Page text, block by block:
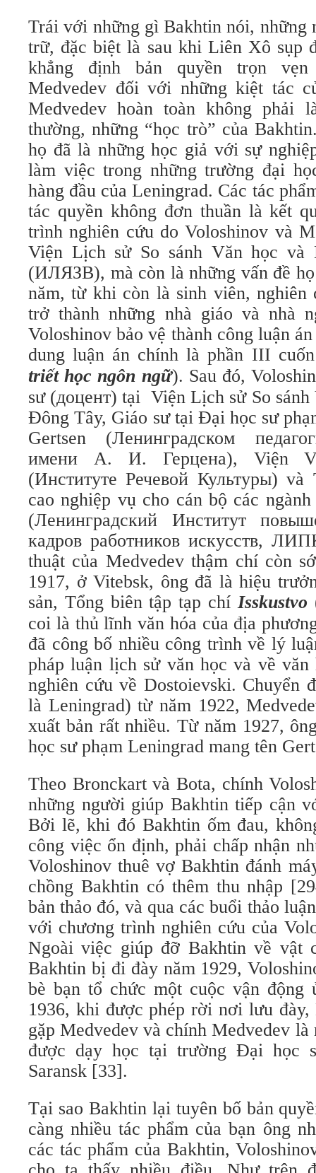
Trái với những gì Bakhtin nói, những
trữ, đặc biệt là sau khi Liên Xô sụp
khẳng định bản quyền trọn
Medvedev đối với những kiệt tác
Medvedev hoàn toàn không phải
thường, những “học trò” của
họ đã là những học giả với sự
làm việc trong những trường đại
hàng đầu của Leningrad. Các tác
tác quyền không đơn thuần là kết
trình nghiên cứu do Voloshinov và
Viện Lịch sử So sánh Văn học và
(ИЛЯЗВ), mà còn là những vấn đề
năm, từ khi còn là sinh viên, nghiên
trở thành những nhà giáo và nhà
Voloshinov bảo vệ thành công luận
dung luận án chính là phần III
triết học ngôn ngữ). Sau đó,
sư (доцент) tại Viện Lịch sử So
Đông Tây, Giáo sư tại Đại học sư
Gertsen (Ленинградском
имени А. И. Герцена), Viện
(Институте Речевой Культуры)
cao nghiệp vụ cho cán bộ các
(Ленинградский Институт
кадров работников искусств,
thuật của Medvedev thậm chí còn
1917, ở Vitebsk, ông đã là hiệu
sản, Tổng biên tập tạp chíIsskustvo
coi là thủ lĩnh văn hóa của địa
đã công bố nhiều công trình về lý
pháp luận lịch sử văn học và về
nghiên cứu về Dostoievski. Chuyển
là Leningrad) từ năm 1922,
xuất bản rất nhiều. Từ năm 1927,
học sư phạm Leningrad mang tên
Theo Bronckart và Bota, chính
những người giúp Bakhtin tiếp cận
Bởi lẽ, khi đó Bakhtin ốm đau,
công việc ổn định, phải chấp nhận
Voloshinov thuê vợ Bakhtin đánh
chồng Bakhtin có thêm thu nhập
bản thảo đó, và qua các buổi thảo
với chương trình nghiên cứu của
Ngoài việc giúp đỡ Bakhtin về vật
Bakhtin bị đi đày năm 1929,
bè bạn tổ chức một cuộc vận động
1936, khi được phép rời nơi lưu
gặp Medvedev và chính Medvedev
được dạy học tại trường Đại học
Saransk [33].
Tại sao Bakhtin lại tuyên bố bản
càng nhiều tác phẩm của bạn ông
các tác phẩm của Bakhtin,